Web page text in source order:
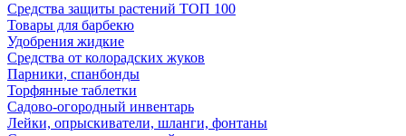
Средства защиты растений ТОП 100
Товары для барбекю
Удобрения жидкие
Средства от колорадских жуков
Парники, спанбонды
Торфянные таблетки
Садово-огородный инвентарь
Лейки, опрыскиватели, шланги, фонтаны